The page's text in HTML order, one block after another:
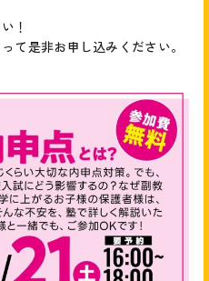
！
て是非お申し込みください。